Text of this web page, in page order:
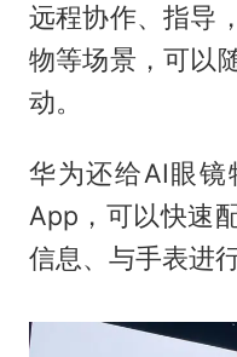
远程协作、指导
物等场景，可以
动。
华为还给AI眼
App，可以快速
信息、与手表进